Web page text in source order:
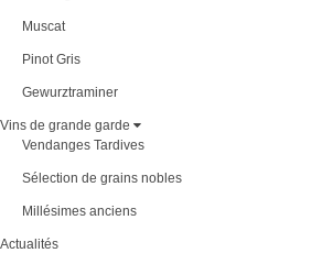
Muscat
Pinot Gris
Gewurztraminer
Vins de grande garde
Vendanges Tardives
Sélection de grains nobles
Millésimes anciens
Actualités